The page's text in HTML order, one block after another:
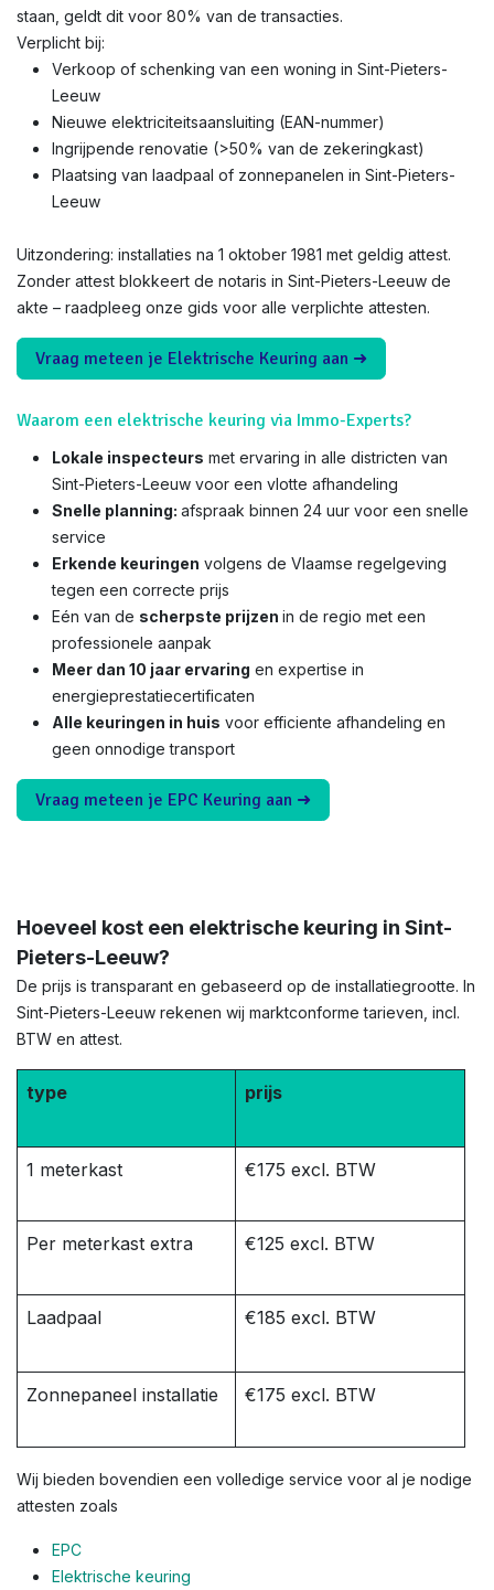
staan, geldt dit voor 80% van de transacties.
Verplicht bij:
Verkoop of schenking van een woning in Sint-Pieters-
Leeuw
Nieuwe elektriciteitsaansluiting (EAN-nummer)
Ingrijpende renovatie (>50% van de zekeringkast)
Plaatsing van laadpaal of zonnepanelen in Sint-Pieters-
Leeuw
Uitzondering: installaties na 1 oktober 1981 met geldig attest.
Zonder attest blokkeert de notaris in Sint-Pieters-Leeuw de
akte – raadpleeg onze gids voor alle verplichte attesten.
Vraag meteen je Elektrische Keuring aan ➜
Waarom een elektrische keuring via Immo-Experts?
Lokale inspecteurs met ervaring in alle districten van
Sint-Pieters-Leeuw voor een vlotte afhandeling
Snelle planning: afspraak binnen 24 uur voor een snelle
service
Erkende keuringen volgens de Vlaamse regelgeving
tegen een correcte prijs
Eén van de scherpste prijzen in de regio met een
professionele aanpak
Meer dan 10 jaar ervaring en expertise in
energieprestatiecertificaten
Alle keuringen in huis voor efficiente afhandeling en
geen onnodige transport
Vraag meteen je EPC Keuring aan ➜
Hoeveel kost een elektrische keuring in Sint-
Pieters-Leeuw?
De prijs is transparant en gebaseerd op de installatiegrootte. In
Sint-Pieters-Leeuw rekenen wij marktconforme tarieven, incl.
BTW en attest.
type prijs
1 meterkast €175 excl. BTW
Per meterkast extra €125 excl. BTW
Laadpaal €185 excl. BTW
Zonnepaneel installatie €175 excl. BTW
Wij bieden bovendien een volledige service voor al je nodige
attesten zoals
EPC
Elektrische keuring